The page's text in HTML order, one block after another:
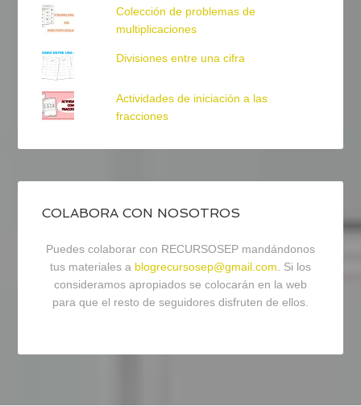
Colección de problemas de
multiplicaciones
Divisiones entre una cifra
Actividades de iniciación a las
fracciones
COLABORA CON NOSOTROS
Puedes colaborar con RECURSOSEP mandándonos
tus materiales a blogrecursosep@gmail.com. Si los
consideramos apropiados se colocarán en la web
para que el resto de seguidores disfruten de ellos.